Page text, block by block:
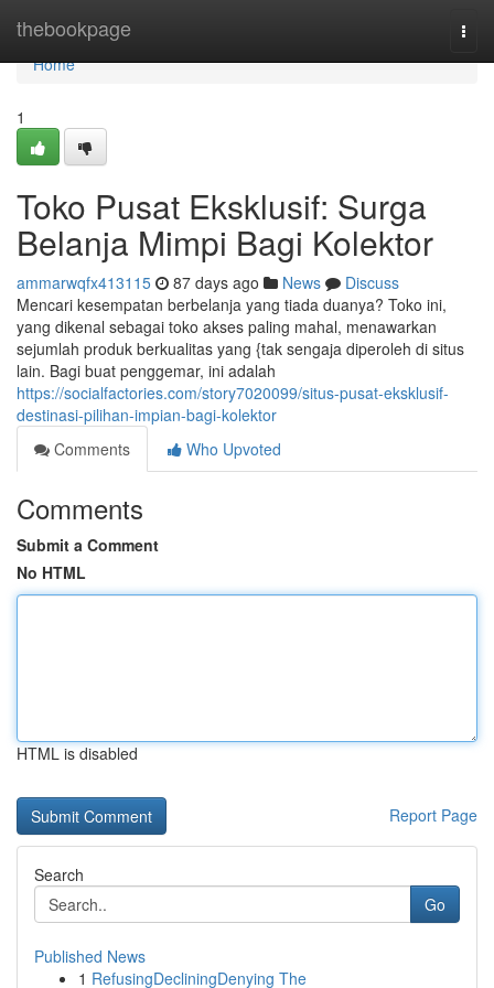
thebookpage
Home
Home
1
Toko Pusat Eksklusif: Surga
Belanja Mimpi Bagi Kolektor
ammarwqfx413115 87 days ago News
Discuss
Mencari kesempatan berbelanja yang tiada duanya? Toko ini,
yang dikenal sebagai toko akses paling mahal, menawarkan
sejumlah produk berkualitas yang {tak sengaja diperoleh di situs
lain. Bagi buat penggemar, ini adalah
https://socialfactories.com/story7020099/situs-pusat-eksklusif-
destinasi-pilihan-impian-bagi-kolektor
Comments
Who Upvoted
Comments
Submit a Comment
No HTML
HTML is disabled
Report Page
Search
Go
Published News
1 RefusingDecliningDenying The